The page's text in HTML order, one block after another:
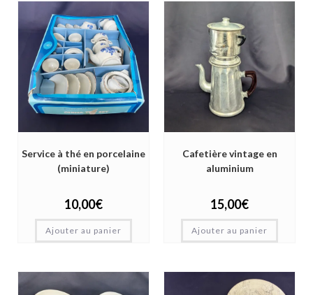
Service à thé en porcelaine
(miniature)
10,00€
Ajouter au panier
Cafetière vintage en
aluminium
15,00€
Ajouter au panier